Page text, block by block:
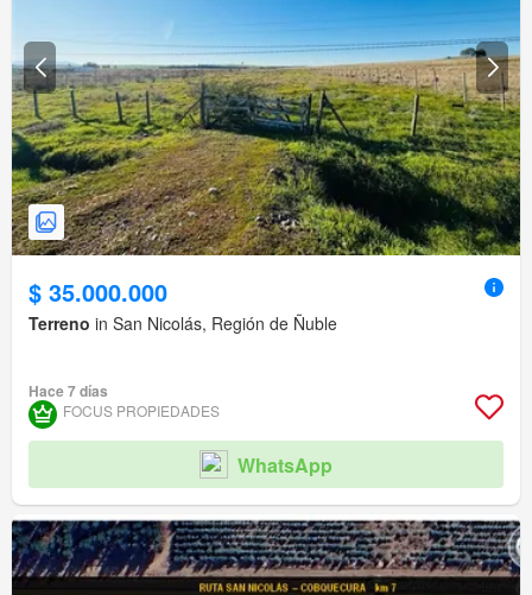
$ 35.000.000
Terreno in San Nicolás, Región de Ñuble
Hace 7 días
FOCUS PROPIEDADES
WhatsApp